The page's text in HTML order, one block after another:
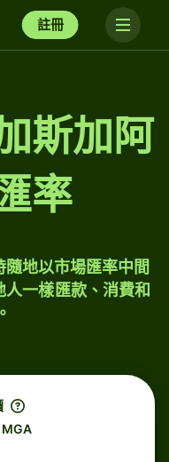
註冊
斯加阿
率
地以市場匯率中間
一樣匯款、消費和
MGA